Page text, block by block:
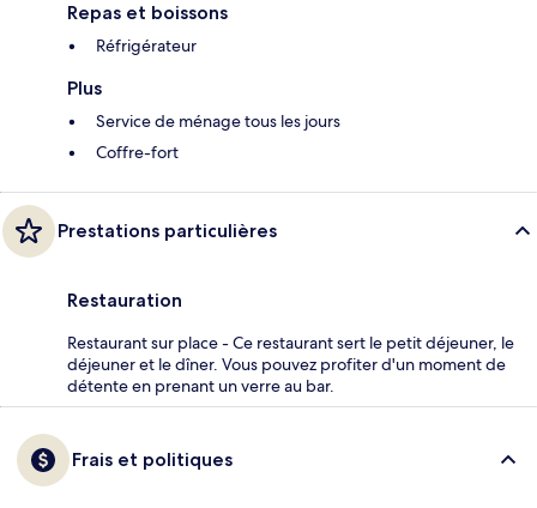
Repas et boissons
Réfrigérateur
Plus
Service de ménage tous les jours
Coffre-fort
Prestations particulières
Restauration
Restaurant sur place - Ce restaurant sert le petit déjeuner, le
déjeuner et le dîner. Vous pouvez profiter d'un moment de
détente en prenant un verre au bar.
Frais et politiques